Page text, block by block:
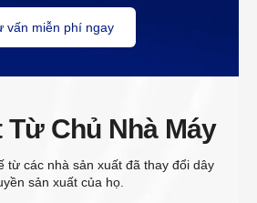
vấn miễn phí ngay
Từ Chủ Nhà Máy
từ các nhà sản xuất đã thay đổi dây
sản xuất của họ.